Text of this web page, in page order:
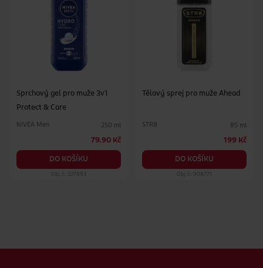
Sprchový gel pro muže 3v1
Protect & Care
NIVEA Men 250 ml
79.90 Kč
DO KOŠÍKU
Obj. č.: 327893
Tělový sprej pro muže Ahead
STR8 85 ml
199 Kč
DO KOŠÍKU
Obj. č.: 908771